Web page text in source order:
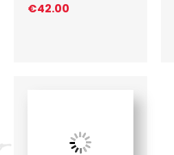
€42.00